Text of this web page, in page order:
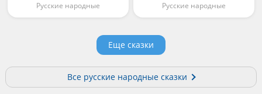
Русские народные Русские народные
Еще сказки
Все русские народные сказки